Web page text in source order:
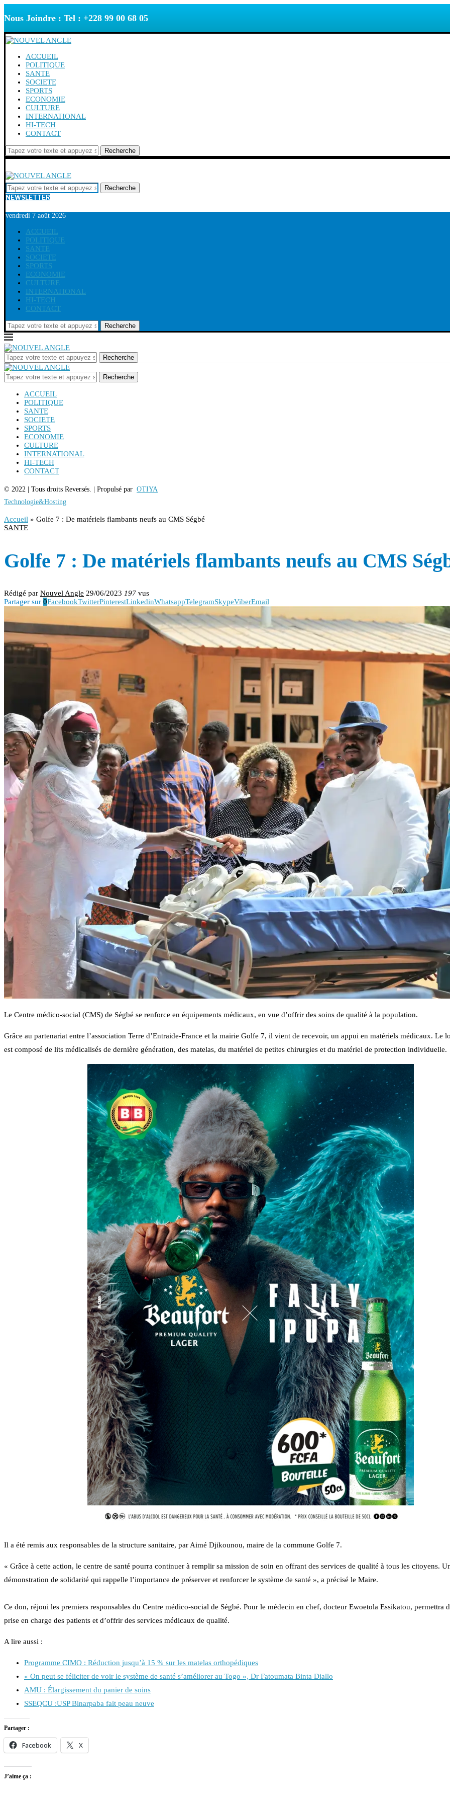
Nous Joindre : Tel : +228 99 00 68 05
ACCUEIL
POLITIQUE
SANTE
SOCIETE
SPORTS
ECONOMIE
CULTURE
INTERNATIONAL
HI-TECH
CONTACT
Recherche
Recherche
NEWSLETTER
vendredi 7 août 2026
ACCUEIL
POLITIQUE
SANTE
SOCIETE
SPORTS
ECONOMIE
CULTURE
INTERNATIONAL
HI-TECH
CONTACT
Recherche
Recherche
Recherche
ACCUEIL
POLITIQUE
SANTE
SOCIETE
SPORTS
ECONOMIE
CULTURE
INTERNATIONAL
HI-TECH
CONTACT
© 2022 | Tous droits Reversés. | Propulsé par OTIYA
Technologie&Hosting
Accueil » Golfe 7 : De matériels flambants neufs au CMS Ségbé
SANTE
Golfe 7 : De matériels flambants neufs au CMS
Rédigé par Nouvel Angle 29/06/2023 197 vus
Partager sur 0FacebookTwitterPinterestLinkedinWhatsappTelegramSkypeViberEmail
Le Centre médico-social (CMS) de Ségbé se renforce en équipements médicaux, en vue d’offrir des soins de qualité à la population.
Grâce au partenariat entre l’association Terre d’Entraide-France et la mairie Golfe 7, il vient de recevoir, un appui en matériels médicaux. Le
est composé de lits médicalisés de dernière génération, des matelas, du matériel de petites chirurgies et du matériel de protection individuelle.
Il a été remis aux responsables de la structure sanitaire, par Aimé Djikounou, maire de la commune Golfe 7.
« Grâce à cette action, le centre de santé pourra continuer à remplir sa mission de soin en offrant des services de qualité à tous les citoyens.
démonstration de solidarité qui rappelle l’importance de préserver et renforcer le système de santé », a précisé le Maire.
Ce don, réjoui les premiers responsables du Centre médico-social de Ségbé. Pour le médecin en chef, docteur Ewoetola Essikatou, permettra
prise en charge des patients et d’offrir des services médicaux de qualité.
A lire aussi :
Programme CIMO : Réduction jusqu’à 15 % sur les matelas orthopédiques
« On peut se féliciter de voir le système de santé s’améliorer au Togo », Dr Fatoumata Binta Diallo
AMU : Élargissement du panier de soins
SSEQCU :USP Binarpaba fait peau neuve
Partager :
Facebook X
J’aime ça :